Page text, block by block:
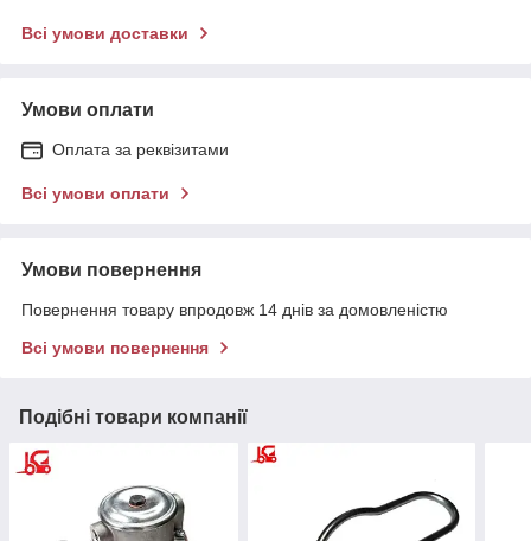
Всі умови доставки
Умови оплати
Оплата за реквізитами
Всі умови оплати
Умови повернення
Повернення товару впродовж 14 днів за домовленістю
Всі умови повернення
Подібні товари компанії